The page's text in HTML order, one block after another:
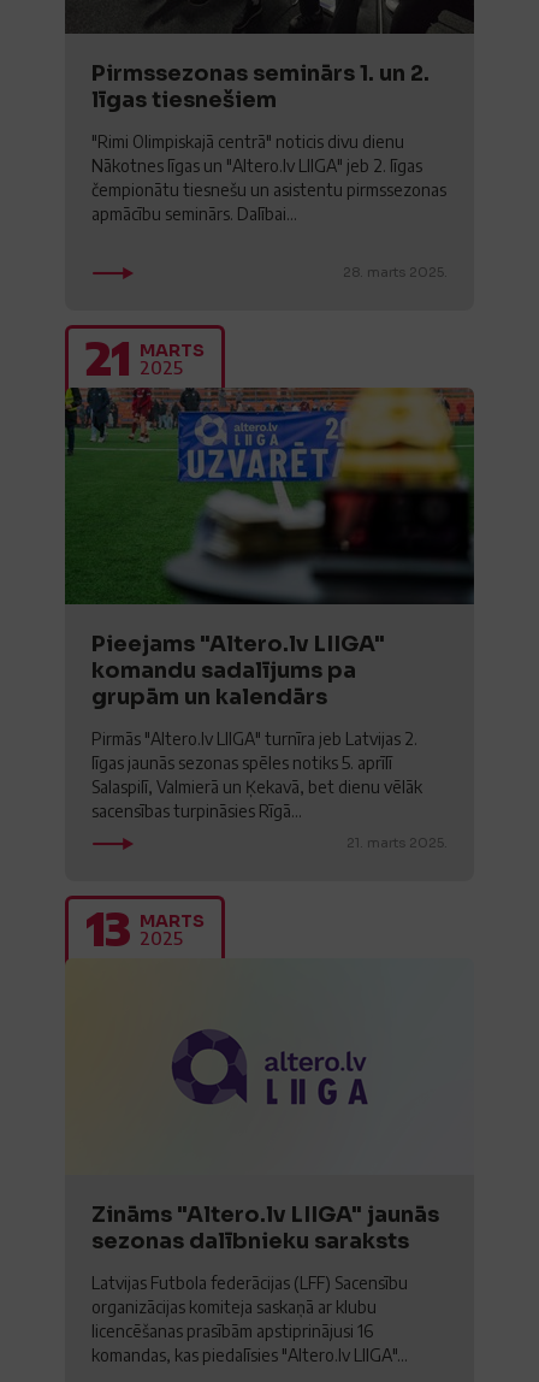
Pirmssezonas seminārs 1. un 2.
līgas tiesnešiem
"Rimi Olimpiskajā centrā" noticis divu dienu
Nākotnes līgas un "Altero.lv LIIGA" jeb 2. līgas
čempionātu tiesnešu un asistentu pirmssezonas
apmācību seminārs. Dalībai...
28. marts 2025.
21 MARTS
2025
Pieejams "Altero.lv LIIGA"
komandu sadalījums pa
grupām un kalendārs
Pirmās "Altero.lv LIIGA" turnīra jeb Latvijas 2.
līgas jaunās sezonas spēles notiks 5. aprīlī
Salaspilī, Valmierā un Ķekavā, bet dienu vēlāk
sacensības turpināsies Rīgā...
21. marts 2025.
13 MARTS
2025
Zināms "Altero.lv LIIGA" jaunās
sezonas dalībnieku saraksts
Latvijas Futbola federācijas (LFF) Sacensību
organizācijas komiteja saskaņā ar klubu
licencēšanas prasībām apstiprinājusi 16
komandas, kas piedalīsies "Altero.lv LIIGA"...